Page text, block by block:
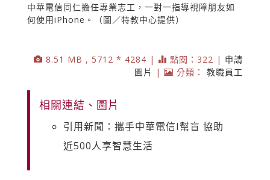
中華電信同仁擔任專業志工，一對一指導視障朋友如
何使用iPhone。（圖／特教中心提供）
8.51 MB , 5712 * 4284 | 點閱：322 | 申請
圖片
| 分類： 教職員工
相關連結、圖片
引用新聞：攜手中華電信I幫盲 協助
近500人享智慧生活